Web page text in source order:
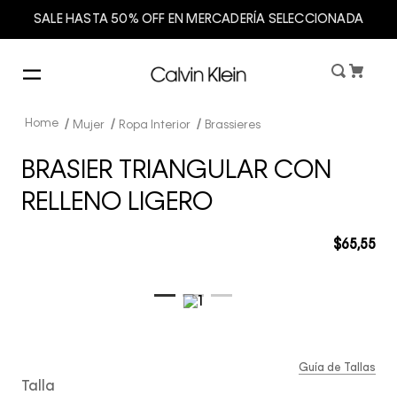
SALE HASTA 50% OFF EN MERCADERÍA SELECCIONADA
Mujer Ropa Interior Brassieres
BRASIER TRIANGULAR CON
RELLENO LIGERO
$65,55
Talla
Guía de Tallas